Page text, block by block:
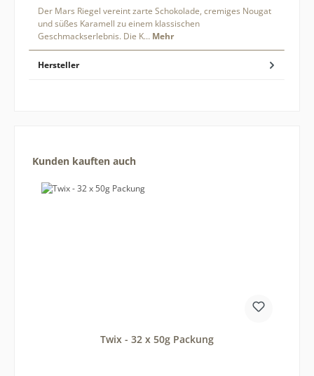
Der Mars Riegel vereint zarte Schokolade, cremiges Nougat
und süßes Karamell zu einem klassischen
Geschmackserlebnis. Die K… Mehr
Hersteller
Produktgalerie überspringen
Kunden kauften auch
Twix - 32 x 50g Packung